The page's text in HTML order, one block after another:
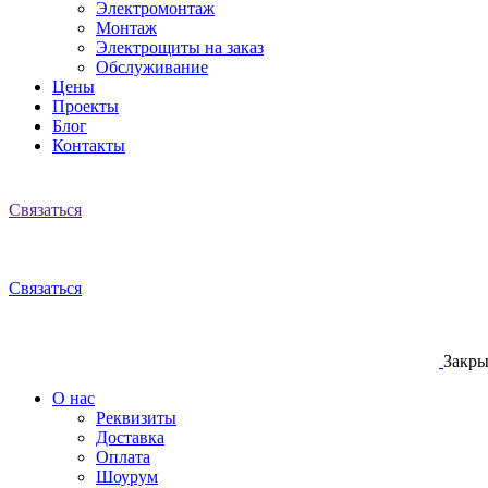
Электромонтаж
Монтаж
Электрощиты на заказ
Обслуживание
Цены
Проекты
Блог
Контакты
Связаться
Связаться
О нас
Реквизиты
Доставка
Оплата
Шоурум